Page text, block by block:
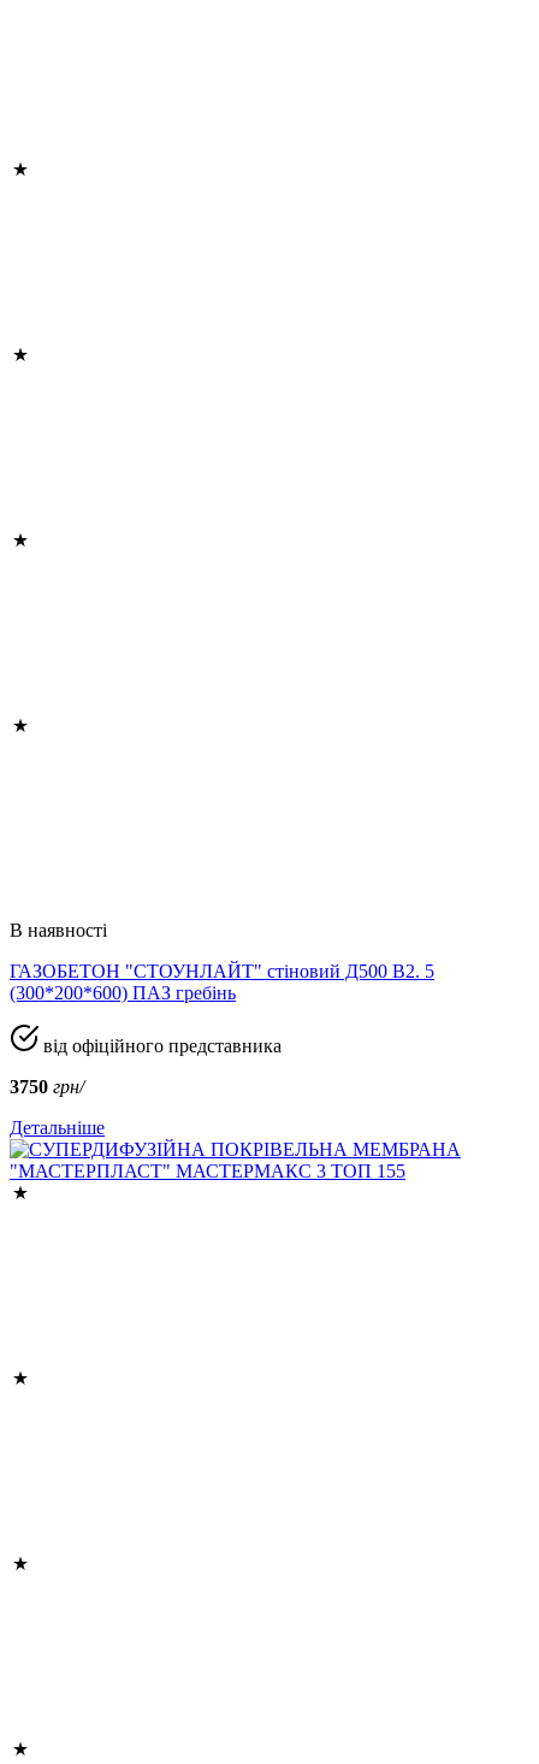
В наявності
ГАЗОБЕТОН "СТОУНЛАЙТ" стіновий Д500 В2. 5
(300*200*600) ПАЗ гребінь
від офіційного представника
3750 грн/
Детальніше